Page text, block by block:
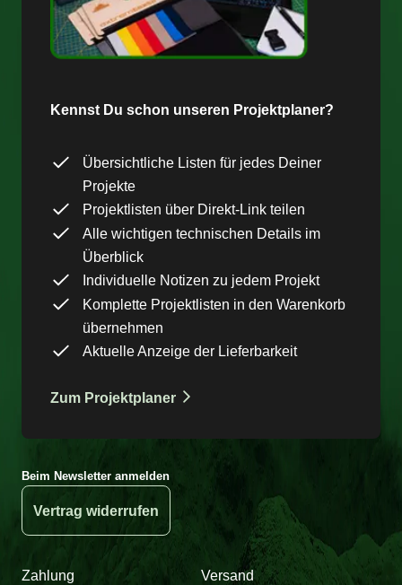
Kennst Du schon unseren Projektplaner?
Übersichtliche Listen für jedes Deiner
Projekte
Projektlisten über Direkt-Link teilen
Alle wichtigen technischen Details im
Überblick
Individuelle Notizen zu jedem Projekt
Komplette Projektlisten in den Warenkorb
übernehmen
Aktuelle Anzeige der Lieferbarkeit
Zum Projektplaner
Beim Newsletter anmelden
Vertrag widerrufen
Zahlung Versand